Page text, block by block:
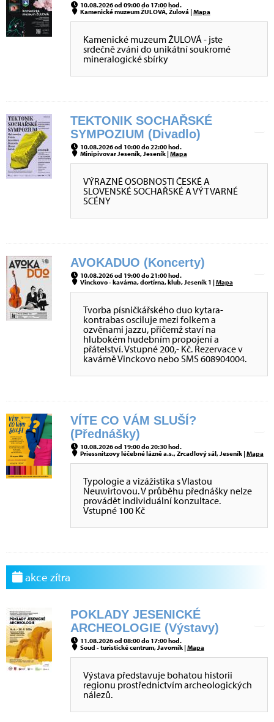
10.08.2026 od 09:00 do 17:00 hod.
Kamenické muzeum ŽULOVÁ, Žulová |Mapa
Kamenické muzeum ŽULOVÁ - jste
srdečně zváni do unikátní soukromé
mineralogické sbírky
TEKTONIK SOCHAŘSKÉ
SYMPOZIUM (Divadlo)
10.08.2026 od 10:00 do 22:00 hod.
Minipivovar Jeseník, Jeseník |Mapa
VÝRAZNÉ OSOBNOSTI ČESKÉ A
SLOVENSKÉ SOCHAŘSKÉ A VÝTVARNÉ
SCÉNY
AVOKADUO (Koncerty)
10.08.2026 od 19:00 do 21:00 hod.
Vinckovo - kavárna, dortírna, klub, Jeseník 1 |Mapa
Tvorba písničkářského duo kytara-
kontrabas osciluje mezi folkem a
ozvěnami jazzu, přičemž staví na
hlubokém hudebním propojení a
přátelství. Vstupné 200,- Kč. Rezervace v
kavárně Vinckovo nebo SMS 608904004.
VÍTE CO VÁM SLUŠÍ?
(Přednášky)
10.08.2026 od 19:00 do 20:30 hod.
Priessnitzovy léčebné lázně a.s., Zrcadlový sál, Jeseník |Mapa
Typologie a vizážistika s Vlastou
Neuwirtovou. V průběhu přednášky nelze
provádět individuální konzultace.
Vstupné 100 Kč
akce zítra
POKLADY JESENICKÉ
ARCHEOLOGIE (Výstavy)
11.08.2026 od 08:00 do 17:00 hod.
Soud - turistické centrum, Javorník |Mapa
Výstava představuje bohatou historii
regionu prostřednictvím archeologických
nálezů.